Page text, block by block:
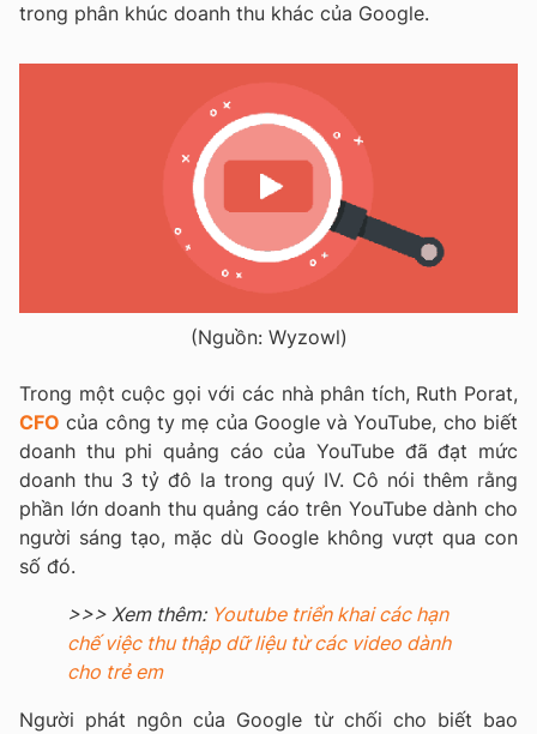
trong phân khúc doanh thu khác của Google.
(Nguồn: Wyzowl)
Trong một cuộc gọi với các nhà phân tích, Ruth Porat,
CFO của công ty mẹ của Google và YouTube, cho biết
doanh thu phi quảng cáo của YouTube đã đạt mức
doanh thu 3 tỷ đô la trong quý IV. Cô nói thêm rằng
phần lớn doanh thu quảng cáo trên YouTube dành cho
người sáng tạo, mặc dù Google không vượt qua con
số đó.
>>> Xem thêm: Youtube triển khai các hạn
chế việc thu thập dữ liệu từ các video dành
cho trẻ em
Người phát ngôn của Google từ chối cho biết bao